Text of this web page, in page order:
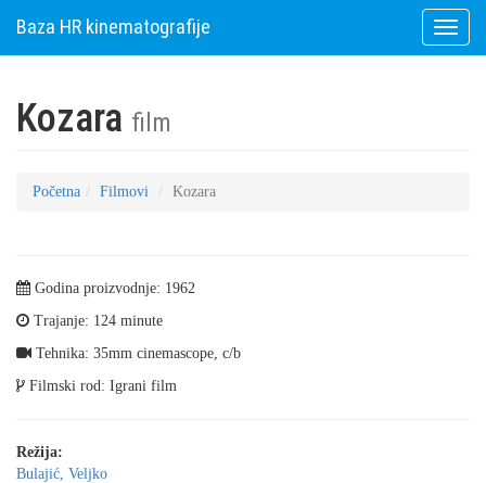
Toggle
Baza HR kinematografije
Kozara film
Početna Filmovi Kozara
Godina proizvodnje: 1962
Trajanje: 124 minute
Tehnika: 35mm cinemascope, c/b
Filmski rod: Igrani film
Režija:
Bulajić, Veljko